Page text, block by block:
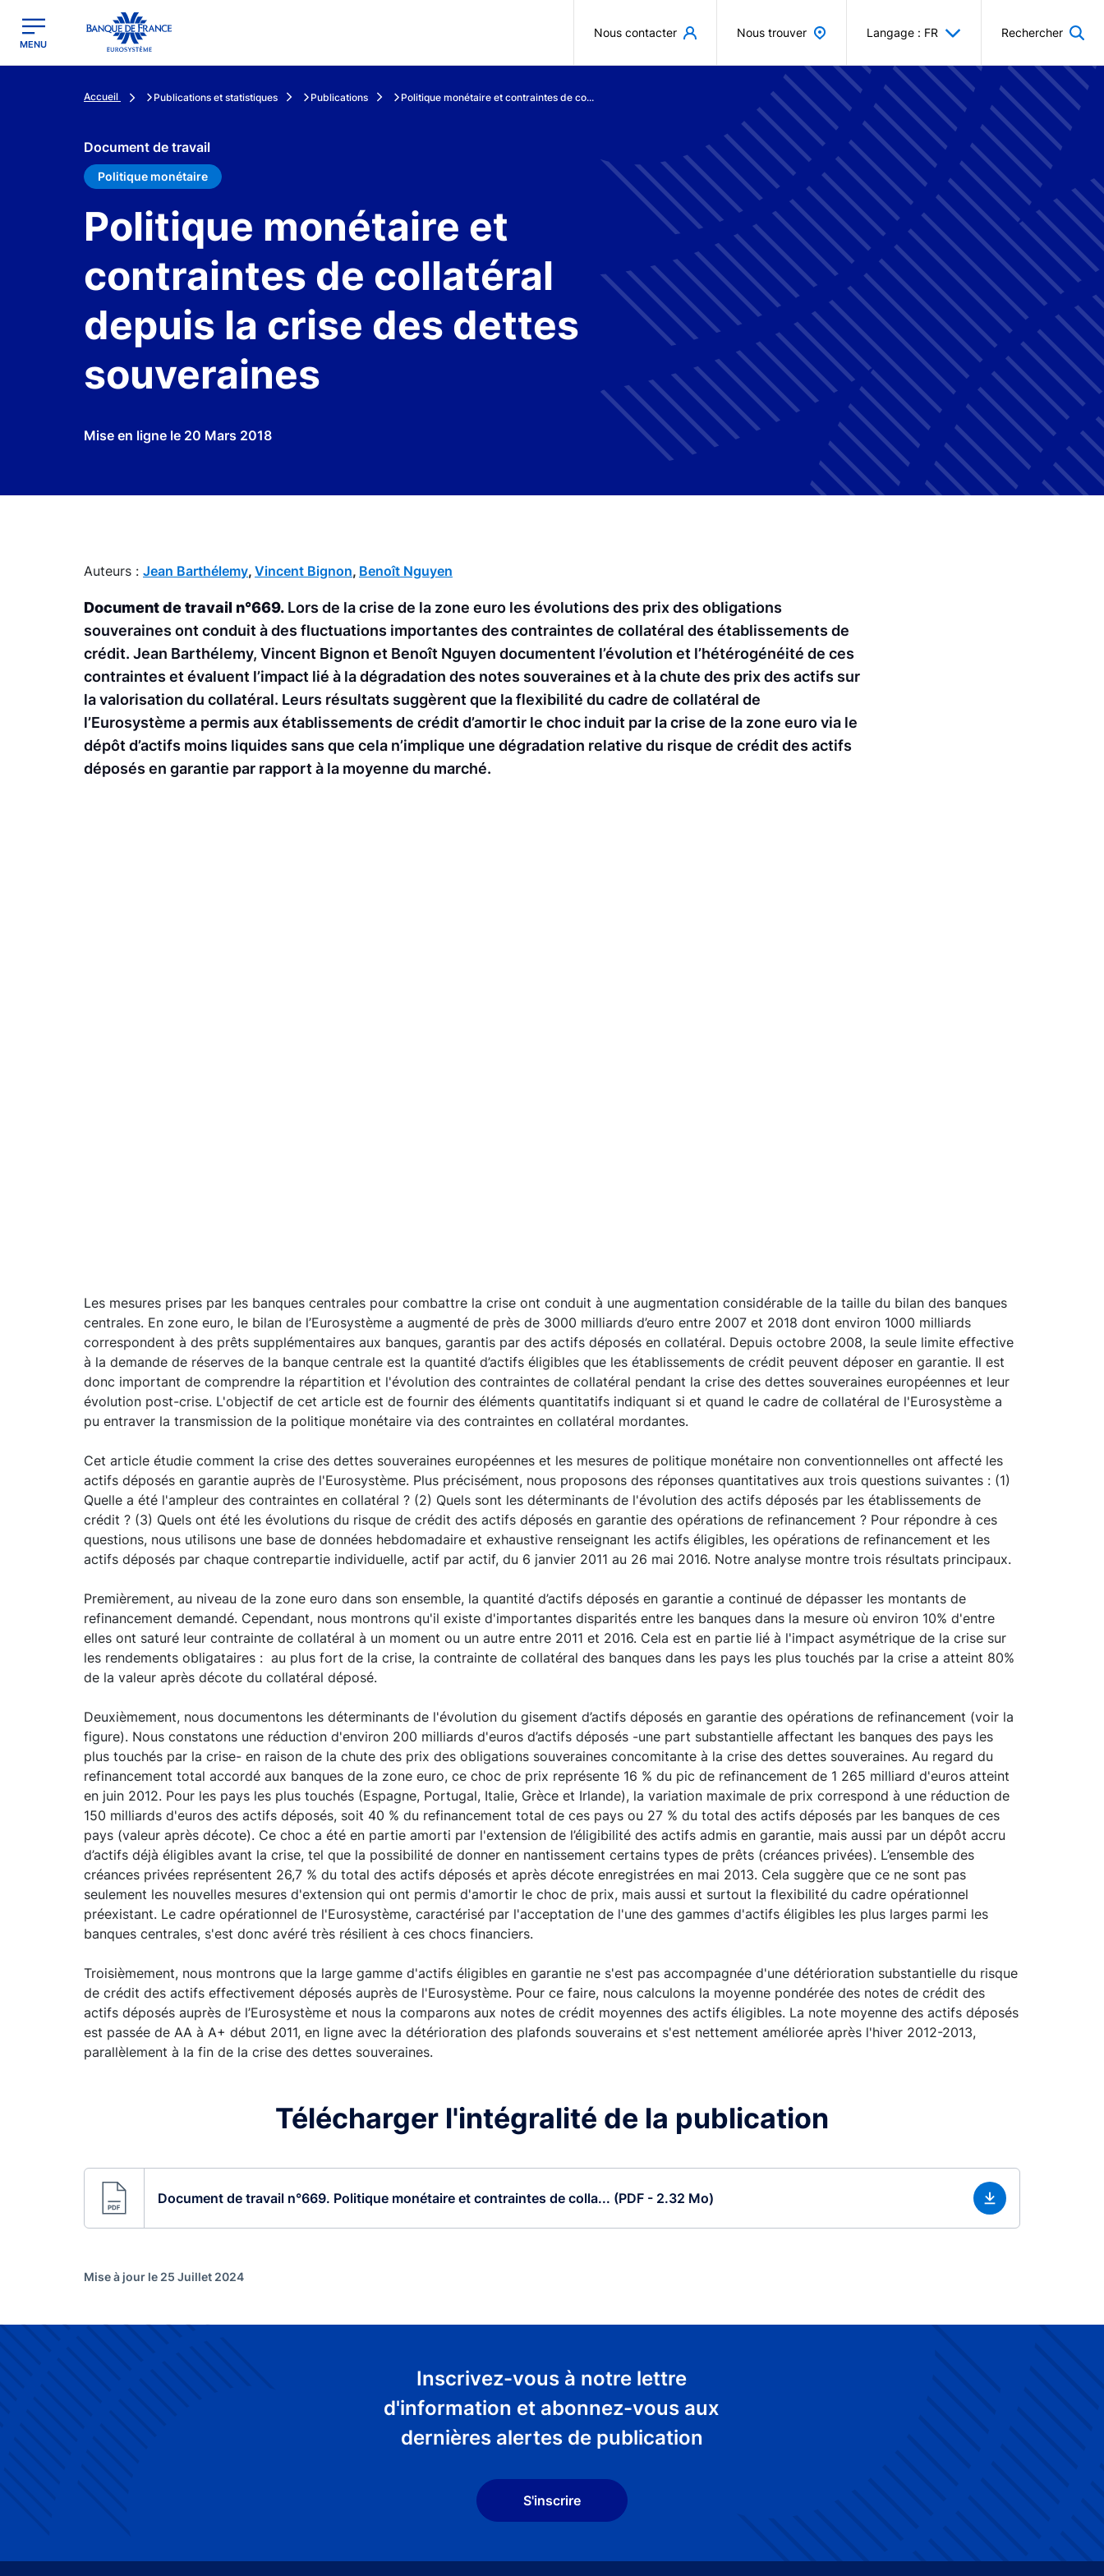
Banque de France - Menu Principal
MENU
Nous contacter Nous trouver Langage : FR Rechercher
Accueil Publications et statistiques Publications Politique monétaire et contraintes de co...
Document de travail
Politique monétaire
Politique monétaire et
contraintes de collatéral
depuis la crise des dettes
souveraines
Mise en ligne le 20 Mars 2018
Auteurs : Jean Barthélemy, Vincent Bignon, Benoît Nguyen
Document de travail n°669. Lors de la crise de la zone euro les évolutions des prix des obligations
souveraines ont conduit à des fluctuations importantes des contraintes de collatéral des établissements de
crédit. Jean Barthélemy, Vincent Bignon et Benoît Nguyen documentent l’évolution et l’hétérogénéité de ces
contraintes et évaluent l’impact lié à la dégradation des notes souveraines et à la chute des prix des actifs sur
la valorisation du collatéral. Leurs résultats suggèrent que la flexibilité du cadre de collatéral de
l’Eurosystème a permis aux établissements de crédit d’amortir le choc induit par la crise de la zone euro via le
dépôt d’actifs moins liquides sans que cela n’implique une dégradation relative du risque de crédit des actifs
déposés en garantie par rapport à la moyenne du marché.
Les mesures prises par les banques centrales pour combattre la crise ont conduit à une augmentation considérable de la taille du bilan des banques
centrales. En zone euro, le bilan de l’Eurosystème a augmenté de près de 3000 milliards d’euro entre 2007 et 2018 dont environ 1000 milliards
correspondent à des prêts supplémentaires aux banques, garantis par des actifs déposés en collatéral. Depuis octobre 2008, la seule limite effective
à la demande de réserves de la banque centrale est la quantité d’actifs éligibles que les établissements de crédit peuvent déposer en garantie. Il est
donc important de comprendre la répartition et l'évolution des contraintes de collatéral pendant la crise des dettes souveraines européennes et leur
évolution post-crise. L'objectif de cet article est de fournir des éléments quantitatifs indiquant si et quand le cadre de collatéral de l'Eurosystème a
pu entraver la transmission de la politique monétaire via des contraintes en collatéral mordantes.
Cet article étudie comment la crise des dettes souveraines européennes et les mesures de politique monétaire non conventionnelles ont affecté les
actifs déposés en garantie auprès de l'Eurosystème. Plus précisément, nous proposons des réponses quantitatives aux trois questions suivantes : (1)
Quelle a été l'ampleur des contraintes en collatéral ? (2) Quels sont les déterminants de l'évolution des actifs déposés par les établissements de
crédit ? (3) Quels ont été les évolutions du risque de crédit des actifs déposés en garantie des opérations de refinancement ? Pour répondre à ces
questions, nous utilisons une base de données hebdomadaire et exhaustive renseignant les actifs éligibles, les opérations de refinancement et les
actifs déposés par chaque contrepartie individuelle, actif par actif, du 6 janvier 2011 au 26 mai 2016. Notre analyse montre trois résultats principaux.
Premièrement, au niveau de la zone euro dans son ensemble, la quantité d’actifs déposés en garantie a continué de dépasser les montants de
refinancement demandé. Cependant, nous montrons qu'il existe d'importantes disparités entre les banques dans la mesure où environ 10% d'entre
elles ont saturé leur contrainte de collatéral à un moment ou un autre entre 2011 et 2016. Cela est en partie lié à l'impact asymétrique de la crise sur
les rendements obligataires : au plus fort de la crise, la contrainte de collatéral des banques dans les pays les plus touchés par la crise a atteint 80%
de la valeur après décote du collatéral déposé.
Deuxièmement, nous documentons les déterminants de l'évolution du gisement d’actifs déposés en garantie des opérations de refinancement (voir la
figure). Nous constatons une réduction d'environ 200 milliards d'euros d’actifs déposés -une part substantielle affectant les banques des pays les
plus touchés par la crise- en raison de la chute des prix des obligations souveraines concomitante à la crise des dettes souveraines. Au regard du
refinancement total accordé aux banques de la zone euro, ce choc de prix représente 16 % du pic de refinancement de 1 265 milliard d'euros atteint
en juin 2012. Pour les pays les plus touchés (Espagne, Portugal, Italie, Grèce et Irlande), la variation maximale de prix correspond à une réduction de
150 milliards d'euros des actifs déposés, soit 40 % du refinancement total de ces pays ou 27 % du total des actifs déposés par les banques de ces
pays (valeur après décote). Ce choc a été en partie amorti par l'extension de l’éligibilité des actifs admis en garantie, mais aussi par un dépôt accru
d’actifs déjà éligibles avant la crise, tel que la possibilité de donner en nantissement certains types de prêts (créances privées). L’ensemble des
créances privées représentent 26,7 % du total des actifs déposés et après décote enregistrées en mai 2013. Cela suggère que ce ne sont pas
seulement les nouvelles mesures d'extension qui ont permis d'amortir le choc de prix, mais aussi et surtout la flexibilité du cadre opérationnel
préexistant. Le cadre opérationnel de l'Eurosystème, caractérisé par l'acceptation de l'une des gammes d'actifs éligibles les plus larges parmi les
banques centrales, s'est donc avéré très résilient à ces chocs financiers.
Troisièmement, nous montrons que la large gamme d'actifs éligibles en garantie ne s'est pas accompagnée d'une détérioration substantielle du risque
de crédit des actifs effectivement déposés auprès de l'Eurosystème. Pour ce faire, nous calculons la moyenne pondérée des notes de crédit des
actifs déposés auprès de l’Eurosystème et nous la comparons aux notes de crédit moyennes des actifs éligibles. La note moyenne des actifs déposés
est passée de AA à A+ début 2011, en ligne avec la détérioration des plafonds souverains et s'est nettement améliorée après l'hiver 2012-2013,
parallèlement à la fin de la crise des dettes souveraines.
Télécharger l'intégralité de la publication
Document de travail n°669. Politique monétaire et contraintes de colla... (PDF - 2.32 Mo)
Mise à jour le 25 Juillet 2024
Inscrivez-vous à notre lettre
d'information et abonnez-vous aux
dernières alertes de publication
S'inscrire